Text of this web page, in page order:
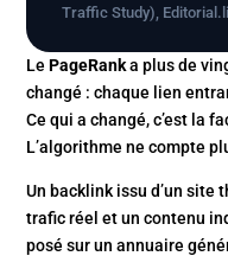
Traffic Study),
LePageRanka plus de
changé : chaque lien
Ce qui a changé, c’est la
L’algorithme ne compte
Un backlink issu d’un site
trafic réel et un contenu
posé sur un annuaire